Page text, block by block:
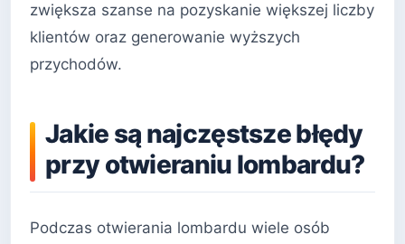
zwiększa szanse na pozyskanie większej liczby
klientów oraz generowanie wyższych
przychodów.
Jakie są najczęstsze błędy
przy otwieraniu lombardu?
Podczas otwierania lombardu wiele osób